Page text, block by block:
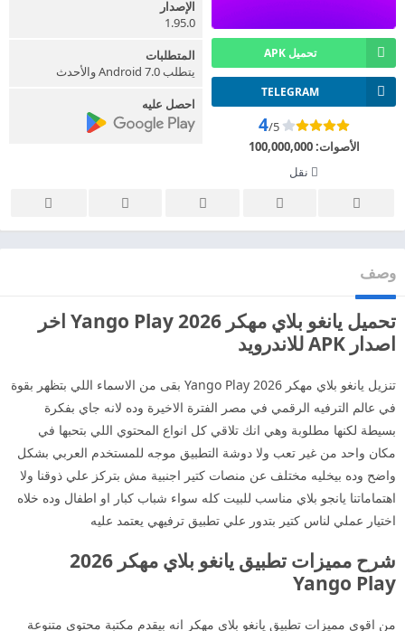
تحميل APK
TELEGRAM
4/5
الأصوات:100,000,000
نقل
الإصدار
1.95.0
المتطلبات
يتطلب Android 7.0 والأحدث
احصل عليه
وصف
تحميل يانغو بلاي مهكر 2026 Yango Play اخر
اصدار APK للاندرويد
تنزيل يانغو بلاي مهكر 2026 Yango Play بقى من الاسماء اللي بتظهر بقوة
في عالم الترفيه الرقمي في مصر الفترة الاخيرة وده لانه جاي بفكرة
بسيطة لكنها مطلوبة وهي انك تلاقي كل انواع المحتوي اللي بتحبها في
مكان واحد من غير تعب ولا دوشة التطبيق موجه للمستخدم العربي بشكل
واضح وده بيخليه مختلف عن منصات كتير اجنبية مش بتركز علي ذوقنا ولا
اهتماماتنا يانجو بلاي مناسب للبيت كله سواء شباب كبار او اطفال وده خلاه
اختيار عملي لناس كتير بتدور علي تطبيق ترفيهي يعتمد عليه
شرح مميزات تطبيق يانغو بلاي مهكر 2026
Yango Play
من اقوي مميزات تطبيق يانغو بلاي مهكر انه بيقدم مكتبة محتوي متنوعة